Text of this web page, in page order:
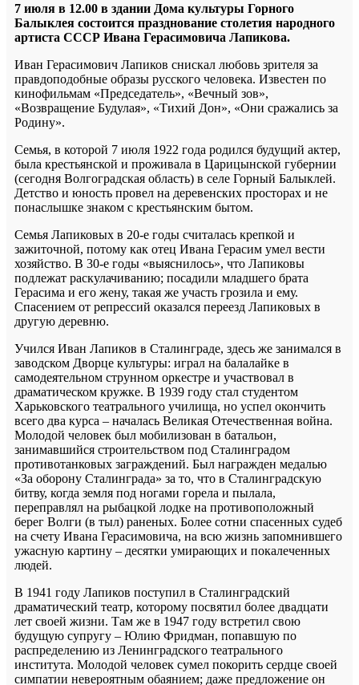
7 июля в 12.00 в здании Дома культуры Горного
Балыклея состоится празднование столетия народного
артиста СССР Ивана Герасимовича Лапикова.
Иван Герасимович Лапиков снискал любовь зрителя за
правдоподобные образы русского человека. Известен по
кинофильмам «Председатель», «Вечный зов»,
«Возвращение Будулая», «Тихий Дон», «Они сражались за
Родину».
Семья, в которой 7 июля 1922 года родился будущий актер,
была крестьянской и проживала в Царицынской губернии
(сегодня Волгоградская область) в селе Горный Балыклей.
Детство и юность провел на деревенских просторах и не
понаслышке знаком с крестьянским бытом.
Семья Лапиковых в 20-е годы считалась крепкой и
зажиточной, потому как отец Ивана Герасим умел вести
хозяйство. В 30-е годы «выяснилось», что Лапиковы
подлежат раскулачиванию; посадили младшего брата
Герасима и его жену, такая же участь грозила и ему.
Спасением от репрессий оказался переезд Лапиковых в
другую деревню.
Учился Иван Лапиков в Сталинграде, здесь же занимался в
заводском Дворце культуры: играл на балалайке в
самодеятельном струнном оркестре и участвовал в
драматическом кружке. В 1939 году стал студентом
Харьковского театрального училища, но успел окончить
всего два курса – началась Великая Отечественная война.
Молодой человек был мобилизован в батальон,
занимавшийся строительством под Сталинградом
противотанковых заграждений. Был награжден медалью
«За оборону Сталинграда» за то, что в Сталинградскую
битву, когда земля под ногами горела и пылала,
переправлял на рыбацкой лодке на противоположный
берег Волги (в тыл) раненых. Более сотни спасенных судеб
на счету Ивана Герасимовича, на всю жизнь запомнившего
ужасную картину – десятки умирающих и покалеченных
людей.
В 1941 году Лапиков поступил в Сталинградский
драматический театр, которому посвятил более двадцати
лет своей жизни. Там же в 1947 году встретил свою
будущую супругу – Юлию Фридман, попавшую по
распределению из Ленинградского театрального
института. Молодой человек сумел покорить сердце своей
симпатии невероятным обаянием; даже предложение он